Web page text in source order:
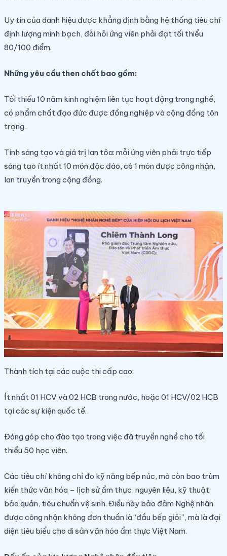
Uy tín của danh hiệu được khẳng định bằng hệ thống tiêu chí
định lượng minh bạch, đòi hỏi ứng viên phải đạt tối thiểu
80/100 điểm.
Những yêu cầu then chốt bao gồm:
Tối thiểu 10 năm kinh nghiệm liên tục hoạt động trong nghề,
có phẩm chất đạo đức được đồng nghiệp và cộng đồng tôn
trọng.
Tính sáng tạo và giá trị lan tỏa: mỗi ứng viên phải trực tiếp
sáng tạo ít nhất 10 món độc đáo, có 1 món được công nhận,
lan truyền trong cộng đồng.
Thành tích tại các cuộc thi cấp cao:
Ít nhất 01 HCV và 02 HCB trong nước, hoặc 01 HCV/02 HCB
tại các sự kiện quốc tế.
Đóng góp cho đào tạo trong việc đã truyền nghề cho tối
thiểu 50 học viên.
Các tiêu chí không chỉ đo kỹ năng bếp núc, mà còn bao trùm
kiến thức văn hóa – lịch sử ẩm thực, nguyên liệu, kỹ thuật
bảo quản, tiêu chuẩn vệ sinh. Điều này bảo đảm Nghệ nhân
được công nhận không đơn thuần là “đầu bếp giỏi”, mà là đại
diện tiêu biểu cho di sản văn hóa ẩm thực Việt Nam.